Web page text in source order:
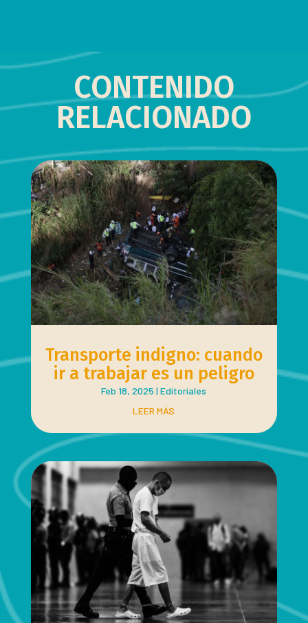
CONTENIDO
RELACIONADO
Transporte indigno: cuando
ir a trabajar es un peligro
Feb 18, 2025 |Editoriales
LEER MÁS